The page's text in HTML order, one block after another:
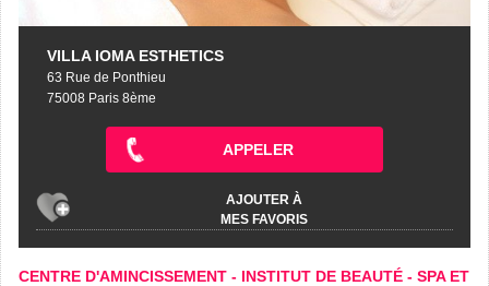
VILLA IOMA ESTHETICS
63 Rue de Ponthieu
75008 Paris 8ème
APPELER
AJOUTER À
MES FAVORIS
CENTRE D'AMINCISSEMENT - INSTITUT DE BEAUTÉ - SPA ET